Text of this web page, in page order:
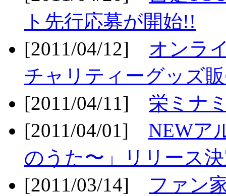
ト先行応募が開始!!
[2011/04/12] オンラ
チャリティーグッズ
[2011/04/11] 栄ミナ
[2011/04/01] NEWア
のうた〜」リリース
[2011/03/14] ファン